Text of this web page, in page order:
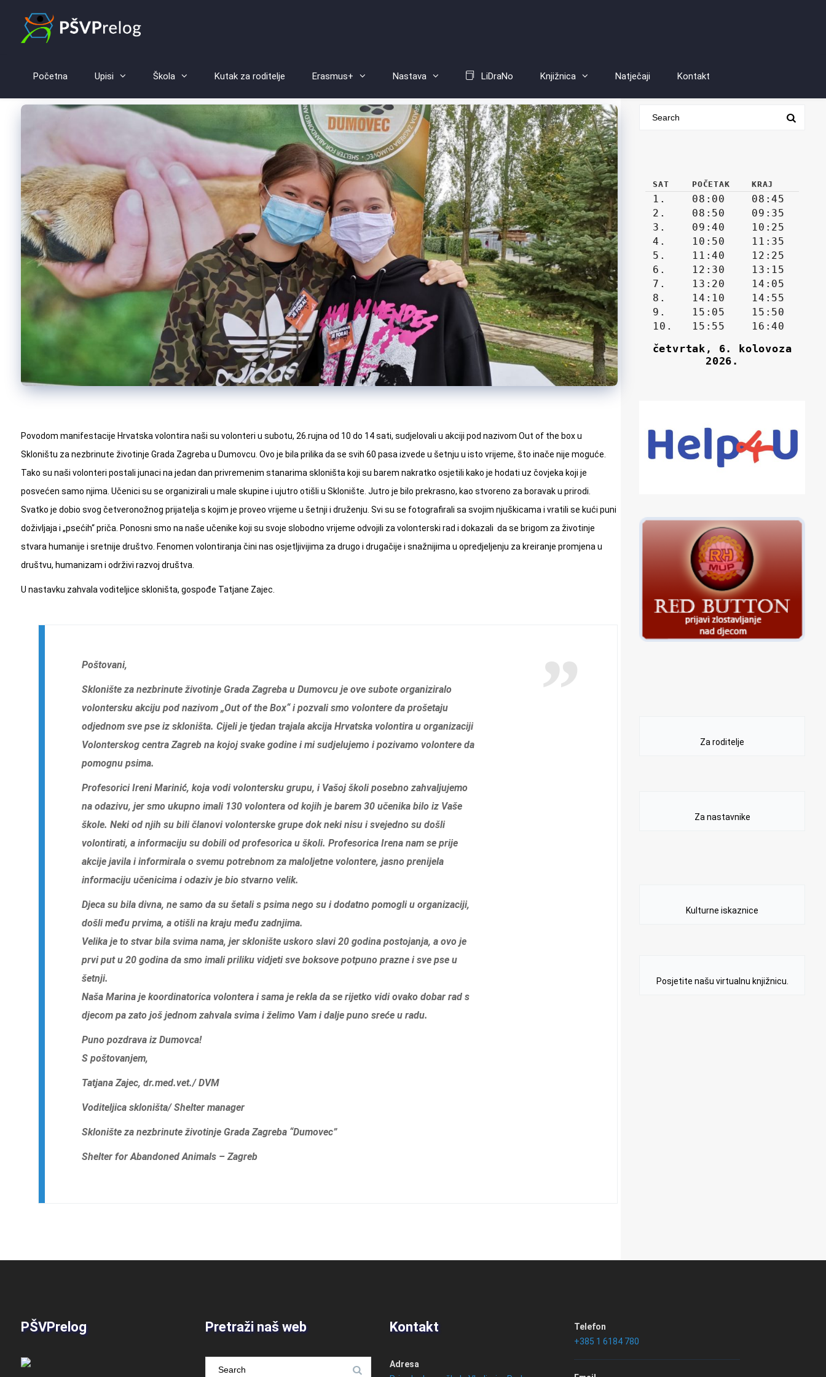
Početna Upisi Škola Kutak za roditelje Erasmus+ Nastava LiDraNo Knjižnica Natječaji Kontakt
Povodom manifestacije Hrvatska volontira naši su volonteri u subotu, 26.rujna od 10 do 14 sati, sudjelovali u akciji pod nazivom Out of the boxu
Skloništu za nezbrinute životinje Grada Zagreba u Dumovcu. Ovo je bila prilika da se svih 60 pasa izvede u šetnju u isto vrijeme, što inače nije moguće.
Tako su naši volonteri postali junaci na jedan dan privremenim stanarima skloništa koji su barem nakratko osjetili kako je hodati uz čovjeka koji je
posvećen samo njima. Učenici su se organizirali u male skupine i ujutro otišli u Sklonište. Jutro je bilo prekrasno, kao stvoreno za boravak u prirodi.
Svatko je dobio svog četveronožnog prijatelja s kojim je proveo vrijeme u šetnji i druženju. Svi su se fotografirali sa svojim njuškicama i vratili se kući puni
doživljaja i „psećih“ priča. Ponosni smo na naše učenike koji su svoje slobodno vrijeme odvojili za volonterski rad i dokazali da se brigom za životinje
stvara humanije i sretnije društvo. Fenomen volontiranja čini nas osjetljivijima za drugo i drugačije i snažnijima u opredjeljenju za kreiranje promjena u
društvu, humanizam i održivi razvoj društva.
U nastavku zahvala voditeljice skloništa, gospođe Tatjane Zajec.
Poštovani,
Sklonište za nezbrinute životinje Grada Zagreba u Dumovcu je ove subote organiziralo
volontersku akciju pod nazivom „Out of the Box“ i pozvali smo volontere da prošetaju
odjednom sve pse iz skloništa. Cijeli je tjedan trajala akcija Hrvatska volontira u organizaciji
Volonterskog centra Zagreb na kojoj svake godine i mi sudjelujemo i pozivamo volontere da
pomognu psima.
Profesorici Ireni Marinić, koja vodi volontersku grupu, i Vašoj školi posebno zahvaljujemo
na odazivu, jer smo ukupno imali 130 volontera od kojih je barem 30 učenika bilo iz Vaše
škole. Neki od njih su bili članovi volonterske grupe dok neki nisu i svejedno su došli
volontirati, a informaciju su dobili od profesorica u školi. Profesorica Irena nam se prije
akcije javila i informirala o svemu potrebnom za maloljetne volontere, jasno prenijela
informaciju učenicima i odaziv je bio stvarno velik.
Djeca su bila divna, ne samo da su šetali s psima nego su i dodatno pomogli u organizaciji,
došli među prvima, a otišli na kraju među zadnjima.
Velika je to stvar bila svima nama, jer sklonište uskoro slavi 20 godina postojanja, a ovo je
prvi put u 20 godina da smo imali priliku vidjeti sve boksove potpuno prazne i sve pse u
šetnji.
Naša Marina je koordinatorica volontera i sama je rekla da se rijetko vidi ovako dobar rad s
djecom pa zato još jednom zahvala svima i želimo Vam i dalje puno sreće u radu.
Puno pozdrava iz Dumovca!
S poštovanjem,
Tatjana Zajec, dr.med.vet./ DVM
Voditeljica skloništa/ Shelter manager
Sklonište za nezbrinute životinje Grada Zagreba “Dumovec”
Shelter for Abandoned Animals – Zagreb
Za roditelje
Za nastavnike
Kulturne iskaznice
Posjetite našu virtualnu knjižnicu.
PŠVPrelog Pretraži naš web Kontakt
Adresa
Telefon
+385 1 6184 780